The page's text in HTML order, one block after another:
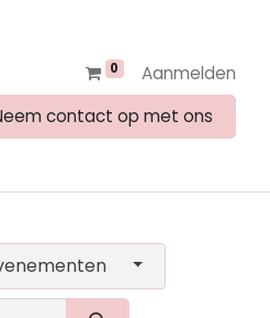
0
Aanmelden
contact op met ons